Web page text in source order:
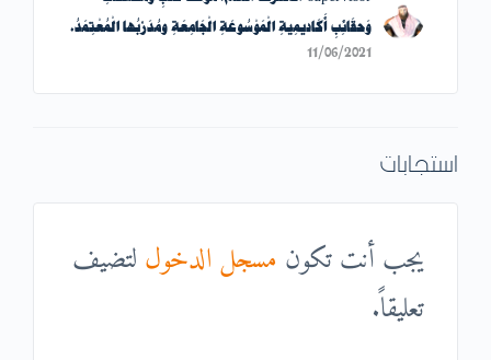
وَحقَائِبِ أَكَاديمِيةِ الْمَوْسُوعَةِ الْجَامِعَةِ ومُدَرِّبُها الْمُعْتِمَدُ.
11/06/2021
استجابات
يجب أنت تكونمسجل الدخوللتضيف
تعليقاً.